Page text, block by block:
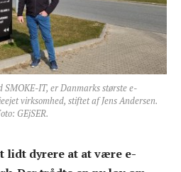
SMOKE-IT, er Danmarks største e-
virksomhed, stiftet af Jens Andersen.
GEjSER.
lidt dyrere at at være e-